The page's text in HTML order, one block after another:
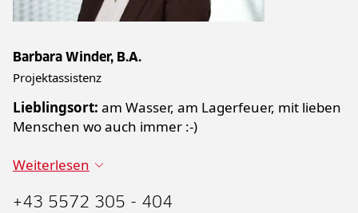
Barbara Winder, B.A.
Projektassistenz
Lieblingsort: am Wasser, am Lagerfeuer, mit lieben
Menschen wo auch immer :-)
Weiterlesen
+43 5572 305 - 404